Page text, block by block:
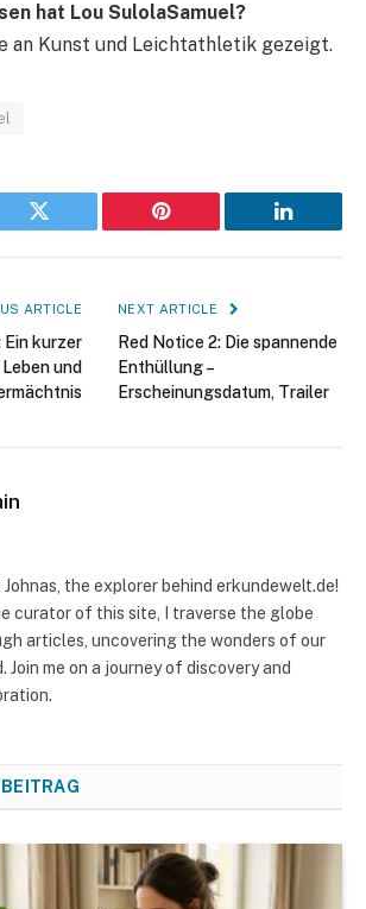
hat Lou SulolaSamuel?
an Kunst und Leichtathletik gezeigt.
Twitter Pinterest LinkedIn
ARTICLE
kurzer
und
NEXT ARTICLE
Red Notice 2: Die spannende
Enthüllung –
Erscheinungsdatum, Trailer
Johnas, the explorer behind erkundewelt.de!
curator of this site, I traverse the globe
articles, uncovering the wonders of our
Join me on a journey of discovery and
BEITRAG